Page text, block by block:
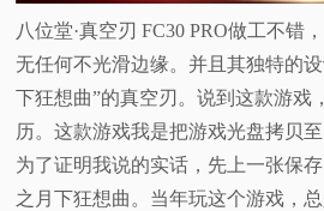
八位堂·真空刃 FC30 PRO做工不错
无任何不光滑边缘。 并且其独特的
下狂想曲”的真空刃。说到这款游戏
历。这款游戏我是把游戏光盘拷贝至
为了证明我说的实话，先上一张保
之月下狂想曲。当年玩这个游戏，